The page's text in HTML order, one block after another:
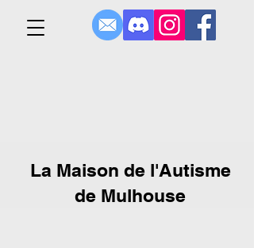
La Maison de l'Autisme
de Mulhouse